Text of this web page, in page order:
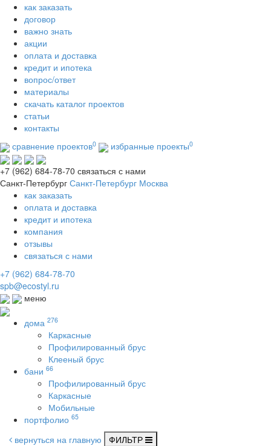
как заказать
договор
важно знать
акции
оплата и доставка
кредит и ипотека
вопрос/ответ
материалы
скачать каталог проектов
статьи
контакты
сравнение проектов0 избранные проекты0
+7 (962) 684-78-70 связаться с нами
Санкт-Петербург Санкт-Петербург Москва
как заказать
оплата и доставка
кредит и ипотека
компания
отзывы
связаться с нами
+7 (962) 684-78-70
spb@ecostyl.ru
меню
дома 276
Каркасные
Профилированный брус
Клееный брус
бани 66
Профилированный брус
Каркасные
Мобильные
портфолио 65
вернуться на главную
ФИЛЬТР